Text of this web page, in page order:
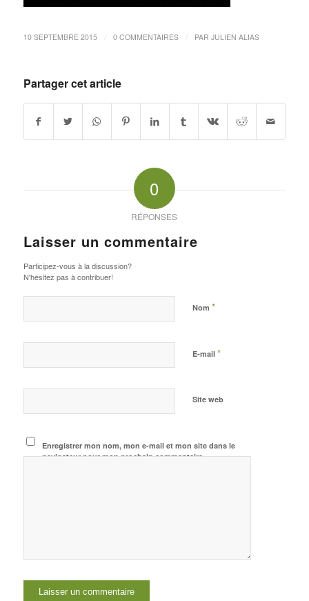
10 SEPTEMBRE 2015 0 COMMENTAIRES PAR JULIEN ALIAS
Partager cet article
0
RÉPONSES
Laisser un commentaire
Participez-vous à la discussion?
N'hésitez pas à contribuer!
Nom *
E-mail *
Site web
Enregistrer mon nom, mon e-mail et mon site dans le
navigateur pour mon prochain commentaire.